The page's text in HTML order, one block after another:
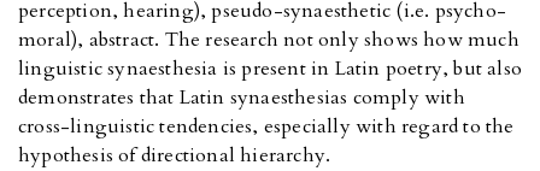
perception, hearing), pseudo-synaesthetic (i.e. psycho-
moral), abstract. The research not only shows how much
linguistic synaesthesia is present in Latin poetry, but also
demonstrates that Latin synaesthesias comply with
cross-linguistic tendencies, especially with regard to the
hypothesis of directional hierarchy.